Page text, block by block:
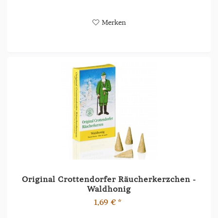
Merken
Original Crottendorfer Räucherkerzchen -
Waldhonig
1,69 € *